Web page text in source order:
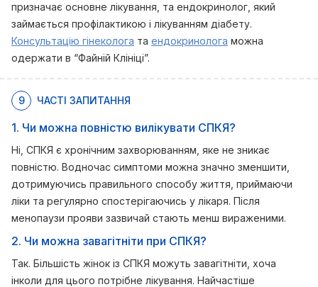
призначає основне лікування, та ендокринолог, який
займається профілактикою і лікуванням діабету.
Консультацію гінеколога та ендокринолога можна
одержати в “Файній Клініці”.
9 ЧАСТІ ЗАПИТАННЯ
1. Чи можна повністю вилікувати СПКЯ?
Ні, СПКЯ є хронічним захворюванням, яке не зникає
повністю. Водночас симптоми можна значно зменшити,
дотримуючись правильного способу життя, приймаючи
ліки та регулярно спостерігаючись у лікаря. Після
менопаузи прояви зазвичай стають менш вираженими.
2. Чи можна завагітніти при СПКЯ?
Так. Більшість жінок із СПКЯ можуть завагітніти, хоча
інколи для цього потрібне лікування. Найчастіше